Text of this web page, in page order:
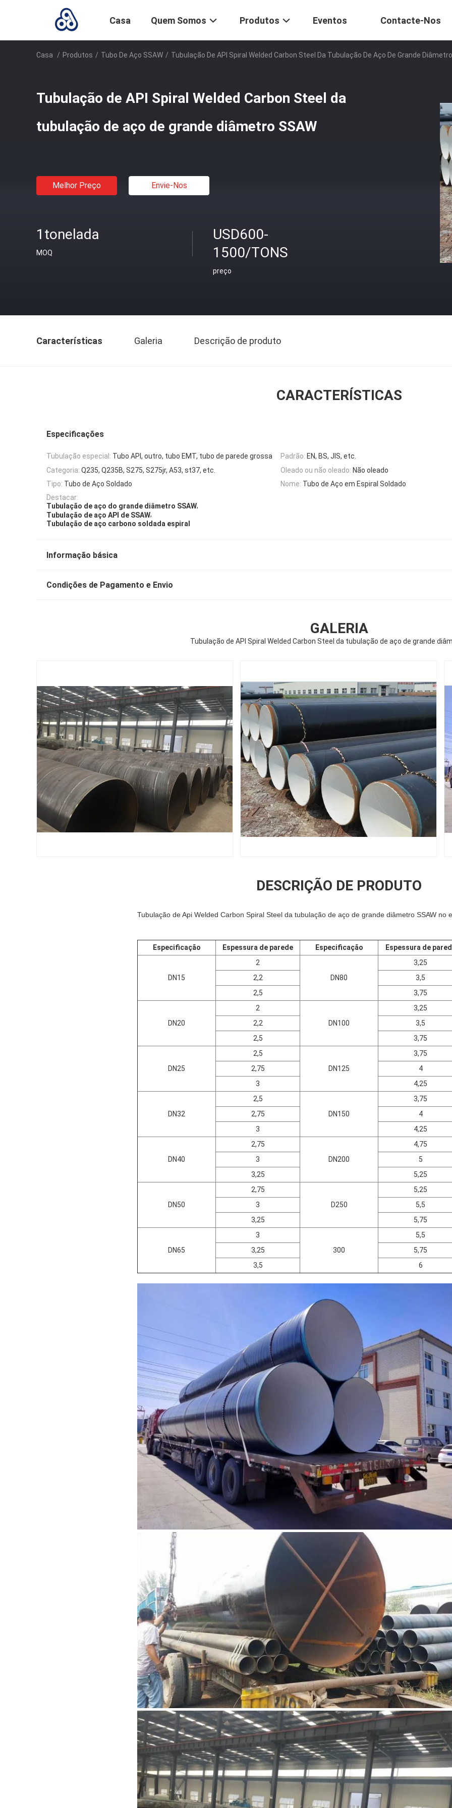
Casa Quem Somos Produtos Eventos Contacte-Nos
Casa / Produtos / Tubo De Aço SSAW / Tubulação De API Spiral Welded Carbon Steel Da Tubulação De Aço De Grande
Tubulação de API Spiral Welded Carbon Steel da
tubulação de aço de grande diâmetro SSAW
Melhor Preço Envie-Nos
1tonelada
MOQ
USD600-
1500/TONS
preço
Características Galeria Descrição de produto
CARACTERÍSTICAS
Especificações
Tubulação especial: Tubo API, outro, tubo EMT, tubo de parede grossa Padrão: EN, BS, JIS, etc.
Categoria: Q235, Q235B, S275, S275jr, A53, st37, etc. Oleado ou não oleado: Não oleado
Tipo: Tubo de Aço Soldado Nome: Tubo de Aço em Espiral Soldado
Destacar:
Tubulação de aço do grande diâmetro SSAW,
Tubulação de aço API de SSAW,
Tubulação de aço carbono soldada espiral
Informação básica
Condições de Pagamento e Envio
GALERIA
Tubulação de API Spiral Welded Carbon Steel da tubulação de aço de grande
DESCRIÇÃO DE PRODUTO
Tubulação de Api Welded Carbon Spiral Steel da tubulação de aço de grande diâmetro SSAW no
Especificação Espessura de parede Especificação Espessura de
DN15
2
DN80
3,25
2,2
3,5
2,5
3,75
DN20
2
DN100
3,25
2,2
3,5
2,5
3,75
DN25
2,5
DN125
3,75
2,75
4
3
4,25
DN32
2,5
DN150
3,75
2,75
4
3
4,25
DN40
2,75
DN200
4,75
3
5
3,25
5,25
DN50
2,75
D250
5,25
3
5,5
3,25
5,75
DN65
3
300
5,5
3,25
5,75
3,5
6